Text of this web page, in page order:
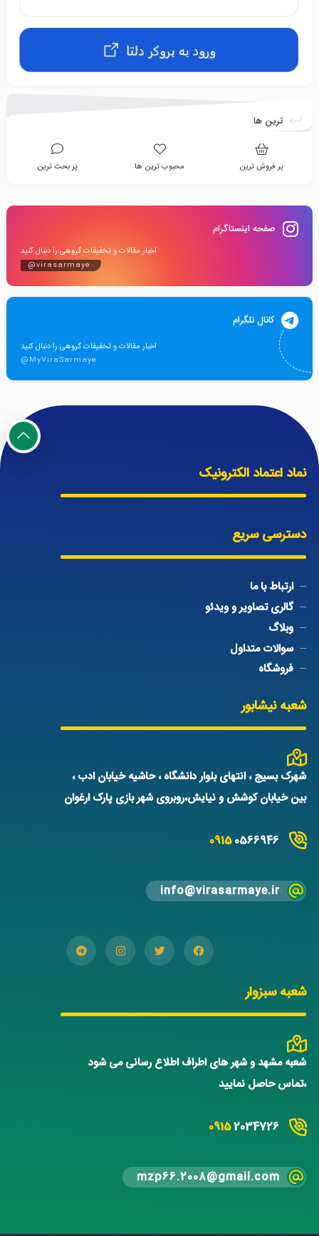
ترین ها
پر فروش ترین محبوب ترین ها پر بحث ترین
صفحه اینستاگرام
اخبار مقالات و تخفیفات گروهی را دنبال کنید
@virasarmaye
کانال تلگرام
اخبار مقالات و تخفیفات گروهی را دنبال کنید
@MyViraSarmaye
نماد اعتماد الکترونیک
دسترسی سریع
ارتباط با ما
گالری تصاویر و ویدئو
وبلاگ
سوالات متداول
فروشگاه
شعبه نیشابور
شهرک بسیج ، انتهای بلوار دانشگاه ، حاشیه خیابان ادب ،
بین خیابان کوشش و نیایش،روبروی شهر بازی پارک ارغوان
09150566946
info@virasarmaye.ir
شعبه سبزوار
شعبه مشهد و شهر های اطراف اطلاع رسانی می شود
،تماس حاصل نمایید
09152034726
mzp66.2008@gmail.com